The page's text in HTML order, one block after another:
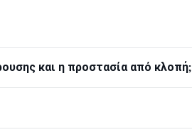
και η προστασία από κλοπή;